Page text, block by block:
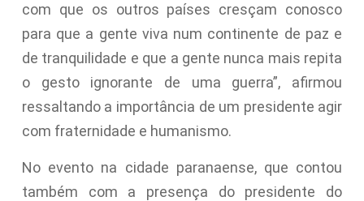
com que os outros países cresçam conosco
para que a gente viva num continente de paz e
de tranquilidade e que a gente nunca mais repita
o gesto ignorante de uma guerra”, afirmou
ressaltando a importância de um presidente agir
com fraternidade e humanismo.
No evento na cidade paranaense, que contou
também com a presença do presidente do